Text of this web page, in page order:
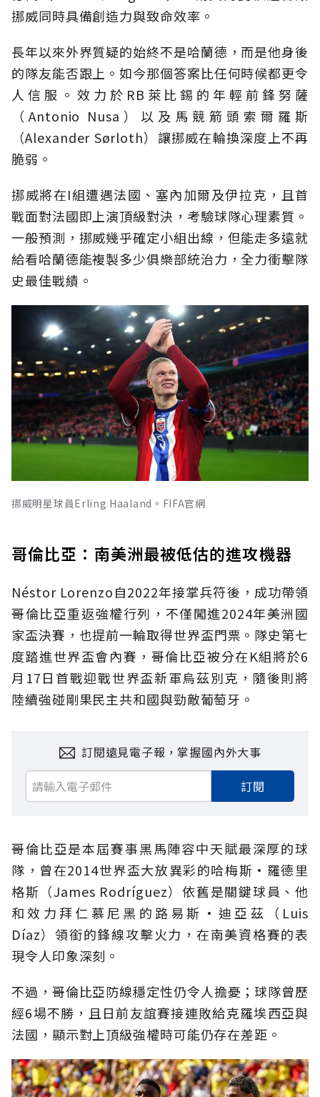
挪威同時具備創造力與致命效率。
長年以來外界質疑的始終不是哈蘭德，而是他身後
的隊友能否跟上。如今那個答案比任何時候都更令
人信服。效力於RB萊比錫的年輕前鋒努薩
（Antonio Nusa）以及馬競箭頭索爾羅斯
（Alexander Sørloth）讓挪威在輪換深度上不再
脆弱。
挪威將在I組遭遇法國、塞內加爾及伊拉克，且首
戰面對法國即上演頂級對決，考驗球隊心理素質。
一般預測，挪威幾乎確定小組出線，但能走多遠就
給看哈蘭德能複製多少俱樂部統治力，全力衝擊隊
史最佳戰績。
挪威明星球員Erling Haaland。FIFA官網
哥倫比亞：南美洲最被低估的進攻機器
Néstor Lorenzo自2022年接掌兵符後，成功帶領
哥倫比亞重返強權行列，不僅闖進2024年美洲國
家盃決賽，也提前一輪取得世界盃門票。隊史第七
度踏進世界盃會內賽，哥倫比亞被分在K組將於6
月17日首戰迎戰世界盃新軍烏茲別克，隨後則將
陸續強碰剛果民主共和國與勁敵葡萄牙。
訂閱遠見電子報，掌握國內外大事
訂閱
哥倫比亞是本屆賽事黑馬陣容中天賦最深厚的球
隊，曾在2014世界盃大放異彩的哈梅斯·羅德里
格斯（James Rodríguez）依舊是關鍵球員、他
和效力拜仁慕尼黑的路易斯·迪亞茲（Luis
Díaz）領銜的鋒線攻擊火力，在南美資格賽的表
現令人印象深刻。
不過，哥倫比亞防線穩定性仍令人擔憂；球隊曾歷
經6場不勝，且日前友誼賽接連敗給克羅埃西亞與
法國，顯示對上頂級強權時可能仍存在差距。